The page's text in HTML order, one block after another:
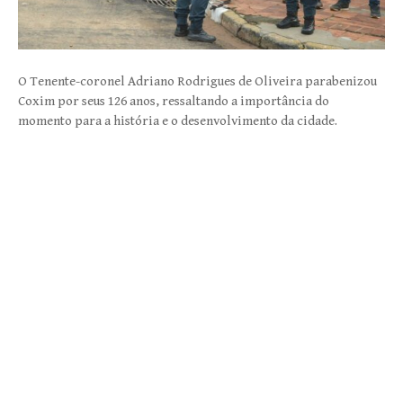
O Tenente-coronel Adriano Rodrigues de Oliveira parabenizou
Coxim por seus 126 anos, ressaltando a importância do
momento para a história e o desenvolvimento da cidade.